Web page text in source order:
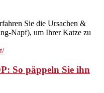
Sie die Ursachen &
Napf), um Ihrer Katze zu
So päppeln Sie ihn